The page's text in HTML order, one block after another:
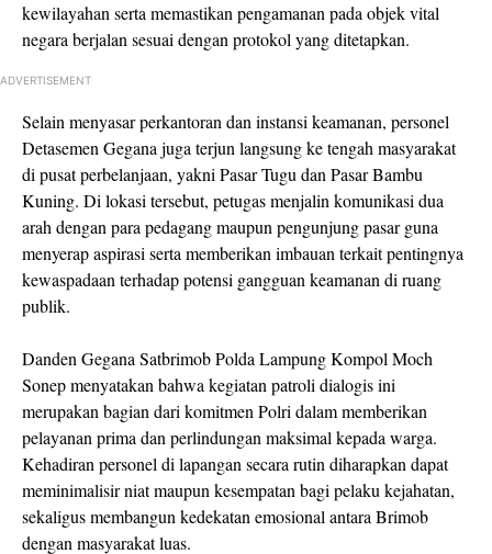
kewilayahan serta memastikan pengamanan pada objek vital
negara berjalan sesuai dengan protokol yang ditetapkan.
ADVERTISEMENT
Selain menyasar perkantoran dan instansi keamanan, personel
Detasemen Gegana juga terjun langsung ke tengah masyarakat
di pusat perbelanjaan, yakni Pasar Tugu dan Pasar Bambu
Kuning. Di lokasi tersebut, petugas menjalin komunikasi dua
arah dengan para pedagang maupun pengunjung pasar guna
menyerap aspirasi serta memberikan imbauan terkait pentingnya
kewaspadaan terhadap potensi gangguan keamanan di ruang
publik.
Danden Gegana Satbrimob Polda Lampung Kompol Moch
Sonep menyatakan bahwa kegiatan patroli dialogis ini
merupakan bagian dari komitmen Polri dalam memberikan
pelayanan prima dan perlindungan maksimal kepada warga.
Kehadiran personel di lapangan secara rutin diharapkan dapat
meminimalisir niat maupun kesempatan bagi pelaku kejahatan,
sekaligus membangun kedekatan emosional antara Brimob
dengan masyarakat luas.